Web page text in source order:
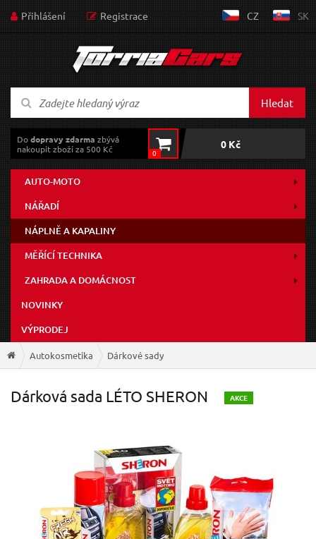
Přihlášení Registrace CZ SK
Hledat
Dodopravy zdarma zbývá
nakoupit zboží za 500 Kč
0
0 Kč
AUTO-MOTO
NÁŘADÍ
NÁPLNĚ A KAPALINY
MĚŘÍCÍ TECHNIKA
ZAHRADA A DOMÁCNOST
NOVINKY
VÝPRODEJ
Autokosmetika Dárkové sady
Dárková sada LÉTO SHERON AKCE